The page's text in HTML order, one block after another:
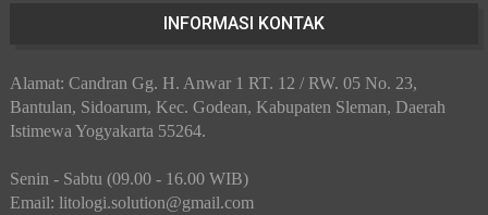
INFORMASI KONTAK
Alamat: Candran Gg. H. Anwar 1 RT. 12 / RW. 05 No. 23,
Bantulan, Sidoarum, Kec. Godean, Kabupaten Sleman, Daerah
Istimewa Yogyakarta 55264.
Senin - Sabtu (09.00 - 16.00 WIB)
Email: litologi.solution@gmail.com